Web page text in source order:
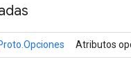
Atributos